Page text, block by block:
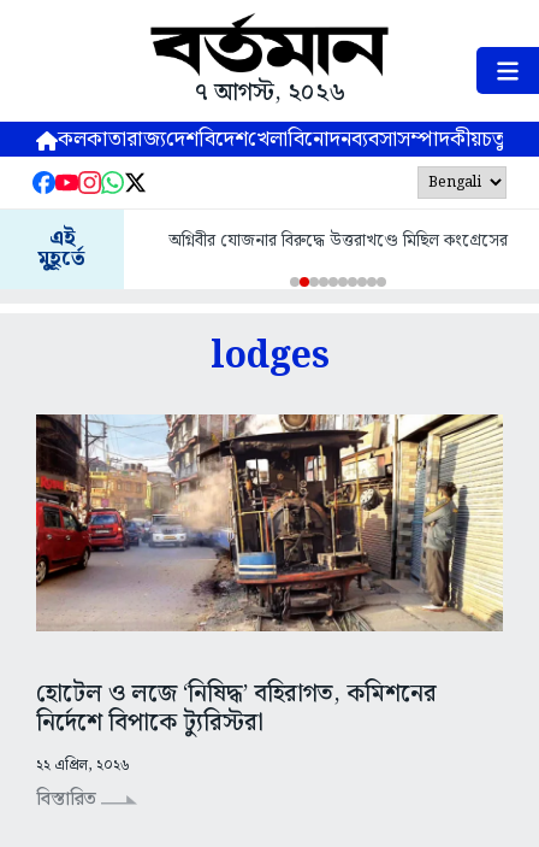
৭ আগস্ট, ২০২৬
কলকাতারাজ্যদেশবিদেশখেলাবিনোদনব্যবসাসম্পাদকীয়
এই
মুহূর্তে
অগ্নিবীর যোজনার বিরুদ্ধে উত্তরাখণ্ডে মিছিল কংগ্রেসের
lodges
হোটেল ও লজে ‘নিষিদ্ধ’ বহিরাগত, কমিশনের
নির্দেশে বিপাকে ট্যুরিস্টরা
২২ এপ্রিল, ২০২৬
বিস্তারিত